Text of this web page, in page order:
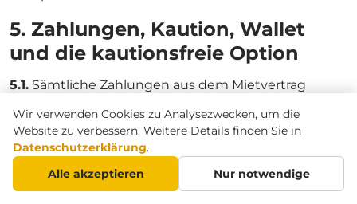
5. Zahlungen, Kaution, Wallet
und die kautionsfreie Option
5.1. Sämtliche Zahlungen aus dem Mietvertrag
erfolgen in Dirham der Vereinigten Arabischen
Emirate (AED), sofern die Parteien nichts anderes
vereinbaren. Die Mietgebühren umfassen das
Mietentgelt, Steuern und vom Unternehmen
festgelegte Entgelte.
Wir verwenden Cookies zu Analysezwecken, um die
Website zu verbessern. Weitere Details finden Sie in
Datenschutzerklärung.
Alle akzeptieren
Nur notwendige